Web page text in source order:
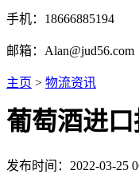
手机：18666885194
邮箱：Alan@jud56.com
主页 > 物流资讯
葡萄酒进
发布时间：2022-03-25